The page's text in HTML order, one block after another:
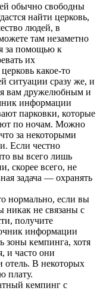
обычно свободны
найти церковь,
людей, в
там незаметно
за помощью к
их
какое-то
ситуации сразу же, и
вам дружелюбным и
информации
парковки, которые
по ночам. Можно
за некоторыми
Если честно
вы всего лишь
скорее всего, не
задача — охранять
нормально, если вы
никак не связаны с
получите
информации
зоны кемпинга, хотя
и часто они
отель. В некоторых
плату.
кемпинг с